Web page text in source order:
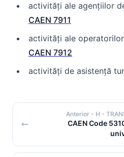
activități ale agențiilor
CAEN 7911
activități ale
CAEN 7912
activități de asistență
Anterior - H -
CAEN Code